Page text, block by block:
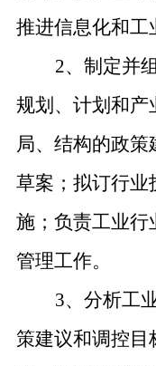
推进信息化和工
2、制定并
规划、计划和产
局、结构的政
草案；拟订行业
施；负责工业行
管理工作。
3、分析工
策建议和调控目